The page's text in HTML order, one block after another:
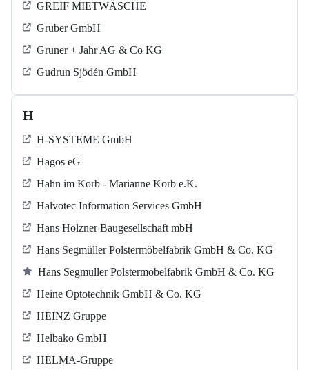
GREIF MIETWÄSCHE
Gruber GmbH
Gruner + Jahr AG & Co KG
Gudrun Sjödén GmbH
H
H-SYSTEME GmbH
Hagos eG
Hahn im Korb - Marianne Korb e.K.
Halvotec Information Services GmbH
Hans Holzner Baugesellschaft mbH
Hans Segmüller Polstermöbelfabrik GmbH & Co. KG
Hans Segmüller Polstermöbelfabrik GmbH & Co. KG
Heine Optotechnik GmbH & Co. KG
HEINZ Gruppe
Helbako GmbH
HELMA-Gruppe